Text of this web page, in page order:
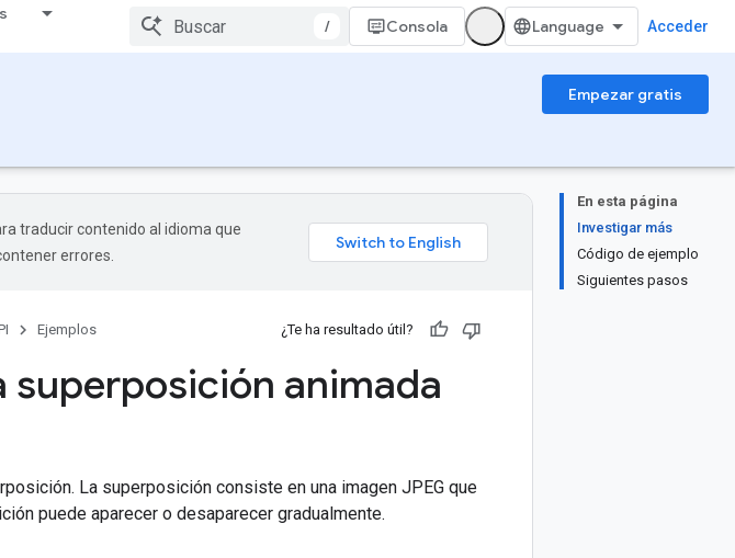
/ Consola Acceder
Empezar gratis
En esta página
Investigar más
Código de ejemplo
Siguientes pasos
traducir contenido al idioma que
errores.
Ejemplos ¿Te ha resultado útil?
superposición animada
La superposición consiste en una imagen JPEG que
puede aparecer o desaparecer gradualmente.